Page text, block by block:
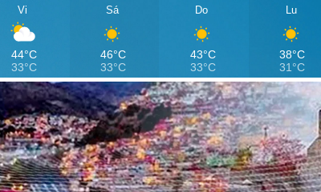
Vi
44°C
33°C
Sá
46°C
33°C
Do
43°C
33°C
Lu
38°C
31°C